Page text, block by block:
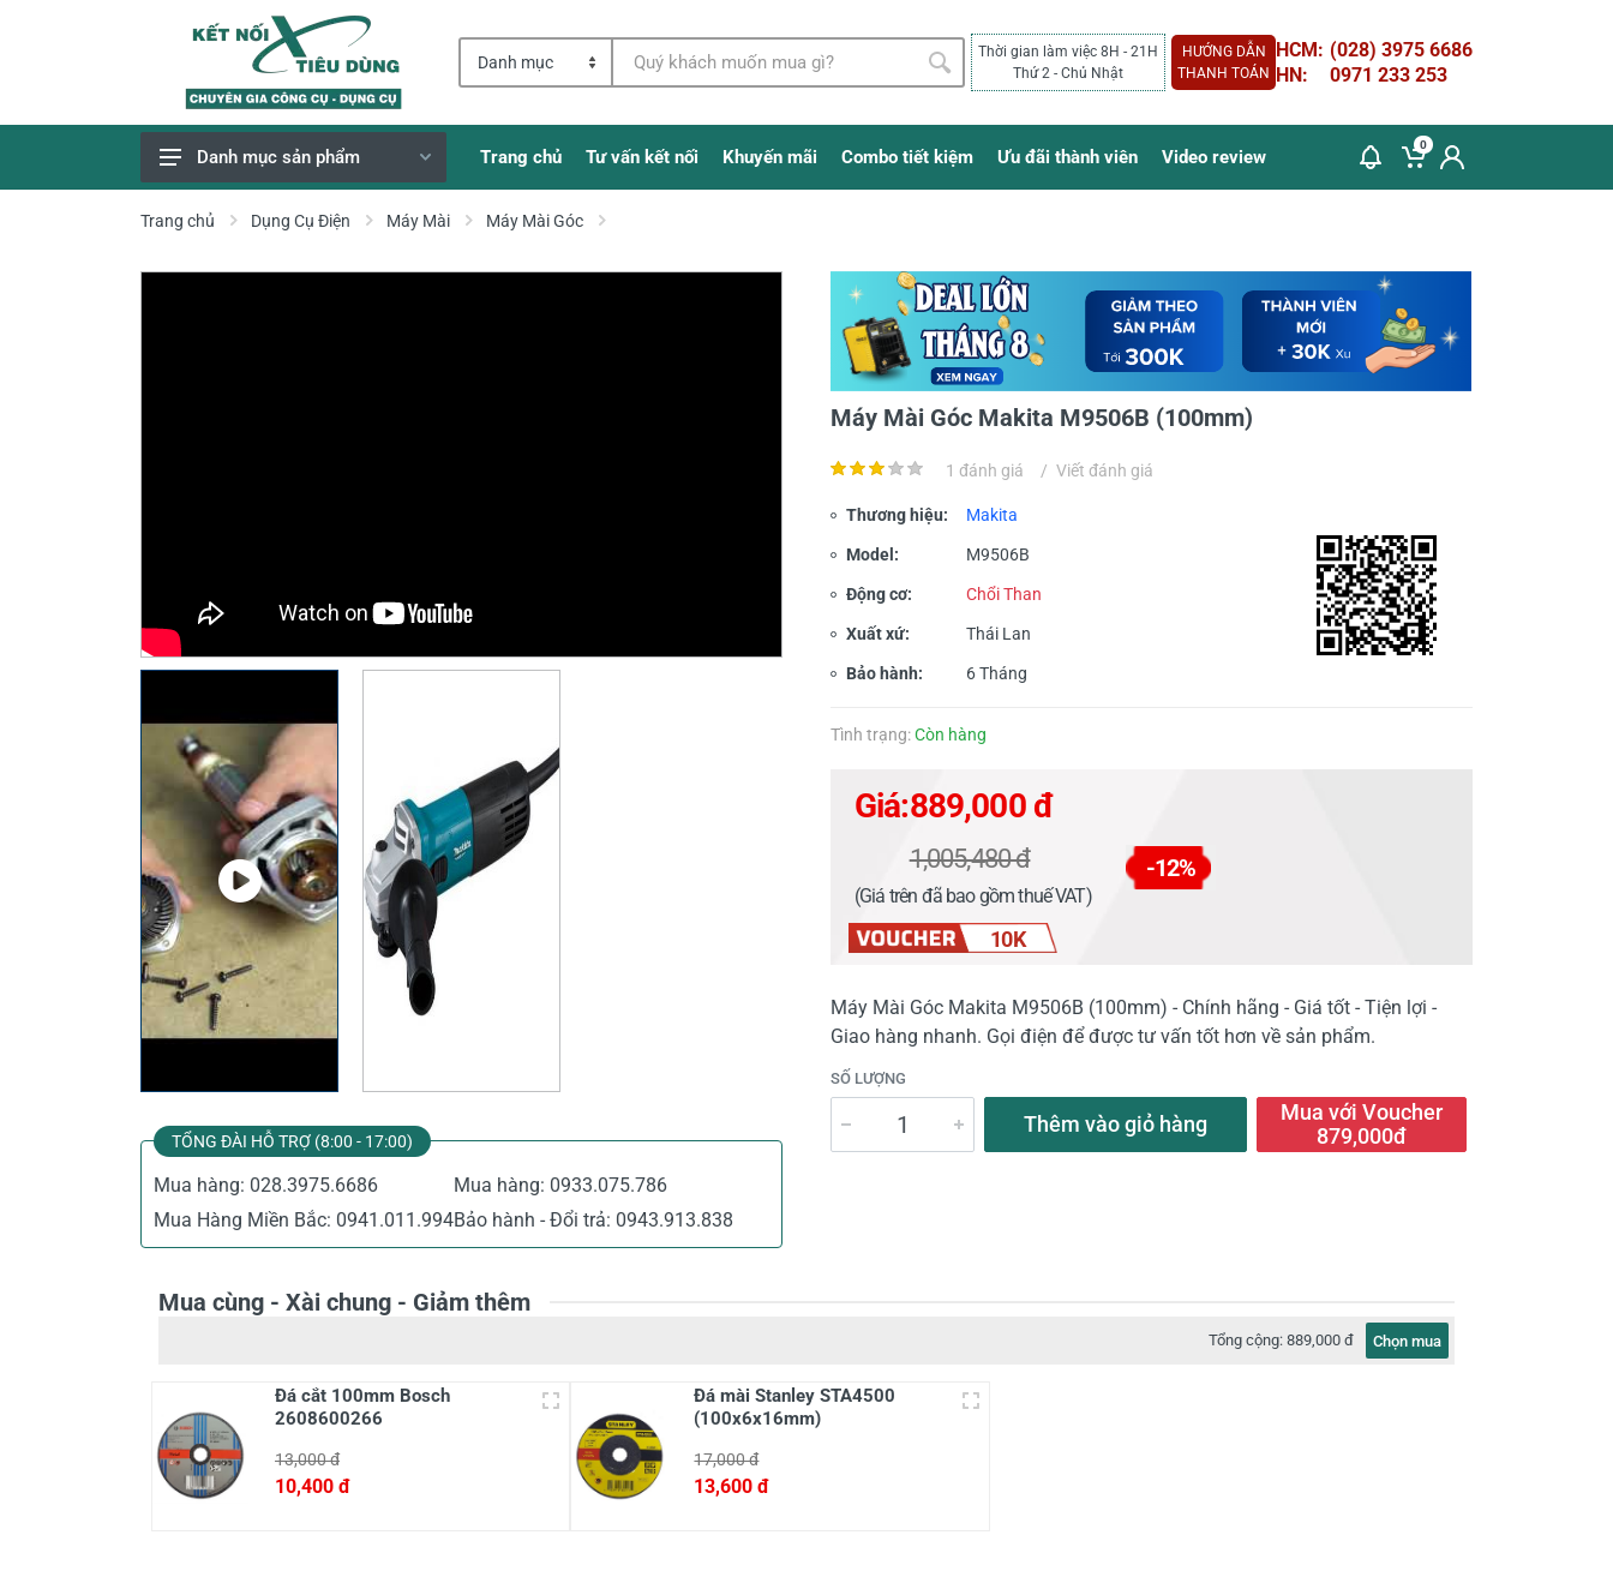
Thời gian làm việc 8H - 21H
Thứ 2 - Chủ Nhật
HƯỚNG DẪN
THANH TOÁN
HCM: (028) 3975 6686
HN:
0971 233 253
Giao Hàng Miễn Phí
Thước Đo Laser
Đồ Bảo Hộ Lao Động
Danh mục sản phẩm Trang chủ Tư vấn kết nối Khuyến mãi Combo tiết kiệm Ưu đãi thành viên Video review
0
Trang chủ Dụng Cụ Điện Máy Mài Máy Mài Góc
TỔNG ĐÀI HỖ TRỢ (8:00 - 17:00)
Mua hàng: 028.3975.6686 Mua hàng: 0933.075.786
Mua Hàng Miền Bắc: 0941.011.994Bảo hành - Đổi trả: 0943.913.838
Máy Mài Góc Makita M9506B (100mm)
1 đánh giá / Viết đánh giá
Thương hiệu: Makita
Model: M9506B
Động cơ: Chổi Than
Xuất xứ: Thái Lan
Bảo hành: 6 Tháng
Tình trạng:Còn hàng
Giá:889,000 đ
1,005,480 đ -12%
(Giá trên đã bao gồm thuế VAT)
10K
Máy Mài Góc Makita M9506B (100mm) - Chính hãng - Giá tốt - Tiện lợi -
Giao hàng nhanh. Gọi điện để được tư vấn tốt hơn về sản phẩm.
SỐ LƯỢNG
Thêm vào giỏ hàng
Mua với Voucher
879,000đ
Mua cùng - Xài chung - Giảm thêm
Tổng cộng: 889,000 đ Chọn mua
Đá cắt 100mm Bosch
2608600266
13,000 đ
10,400 đ
Đá mài Stanley STA4500
(100x6x16mm)
17,000 đ
13,600 đ